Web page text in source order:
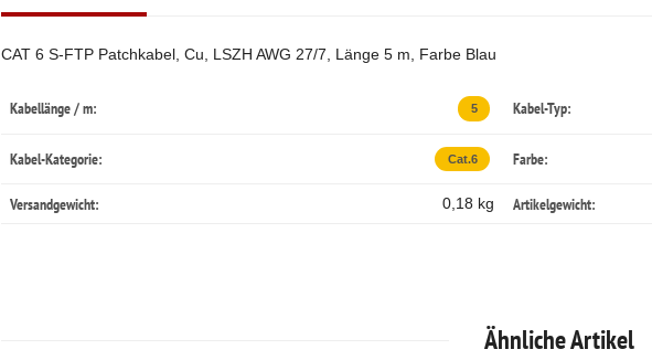
CAT 6 S-FTP Patchkabel, Cu, LSZH AWG 27/7, Länge 5 m, Farbe Blau
Kabellänge / m: 5 Kabel-Typ:
Kabel-Kategorie: Cat.6 Farbe:
Versandgewicht: 0,18 kg Artikelgewicht:
Ähnliche Artikel